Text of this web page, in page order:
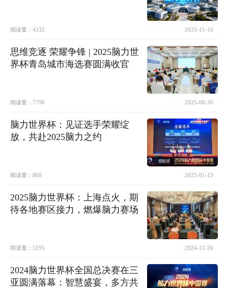
阅读量： 4332 2025-11-10
思维竞逐 荣耀争锋 | 2025脑力世
界杯青岛城市海选赛圆满收官
阅读量： 7796 2025-08-30
脑力世界杯：见证选手荣耀绽
放，共赴2025脑力之约
阅读量： 868 2025-01-13
2025脑力世界杯：上海点火，期
待各地赛区接力，燃爆脑力赛场
阅读量： 5195 2024-12-26
2024脑力世界杯全国总决赛在三
亚圆满落幕：智慧盛宴，多方共